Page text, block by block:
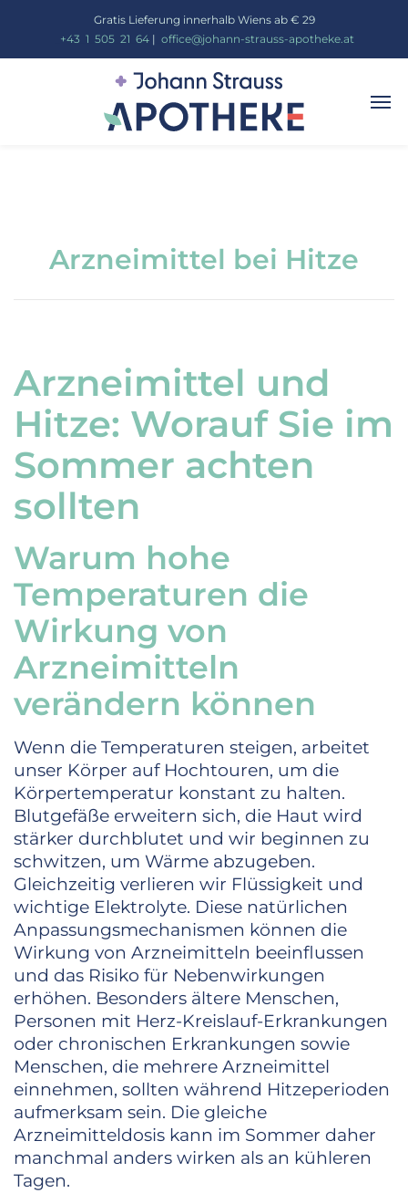
Gratis Lieferung innerhalb Wiens ab € 29
+43 1 505_ 21 64| office@johann-strauss-apotheke.at
Arzneimittel bei Hitze
Arzneimittel und
Hitze: Worauf Sie im
Sommer achten
sollten
Warum hohe
Temperaturen die
Wirkung von
Arzneimitteln
verändern können
Wenn die Temperaturen steigen, arbeitet
unser Körper auf Hochtouren, um die
Körpertemperatur konstant zu halten.
Blutgefäße erweitern sich, die Haut wird
stärker durchblutet und wir beginnen zu
schwitzen, um Wärme abzugeben.
Gleichzeitig verlieren wir Flüssigkeit und
wichtige Elektrolyte. Diese natürlichen
Anpassungsmechanismen können die
Wirkung von Arzneimitteln beeinflussen
und das Risiko für Nebenwirkungen
erhöhen. Besonders ältere Menschen,
Personen mit Herz-Kreislauf-Erkrankungen
oder chronischen Erkrankungen sowie
Menschen, die mehrere Arzneimittel
einnehmen, sollten während Hitzeperioden
aufmerksam sein. Die gleiche
Arzneimitteldosis kann im Sommer daher
manchmal anders wirken als an kühleren
Tagen.